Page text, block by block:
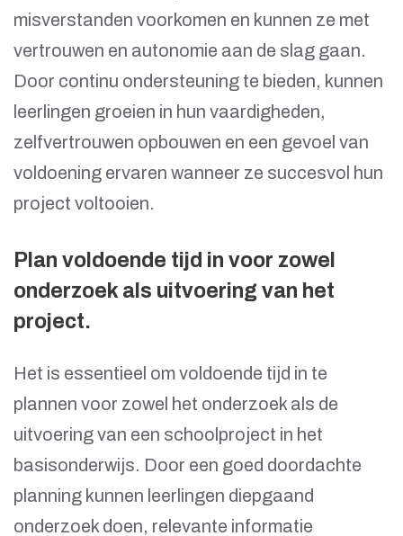
misverstanden voorkomen en kunnen ze met
vertrouwen en autonomie aan de slag gaan.
Door continu ondersteuning te bieden, kunnen
leerlingen groeien in hun vaardigheden,
zelfvertrouwen opbouwen en een gevoel van
voldoening ervaren wanneer ze succesvol hun
project voltooien.
Plan voldoende tijd in voor zowel
onderzoek als uitvoering van het
project.
Het is essentieel om voldoende tijd in te
plannen voor zowel het onderzoek als de
uitvoering van een schoolproject in het
basisonderwijs. Door een goed doordachte
planning kunnen leerlingen diepgaand
onderzoek doen, relevante informatie